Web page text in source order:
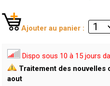
Ajouter au panier :
Dispo sous 10 à 15 jours
Traitement des nouvelles
aout